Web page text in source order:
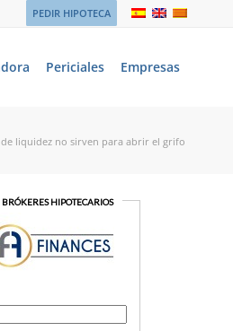
PEDIR HIPOTECA
Periciales Empresas
de liquidez no sirven para abrir el grifo